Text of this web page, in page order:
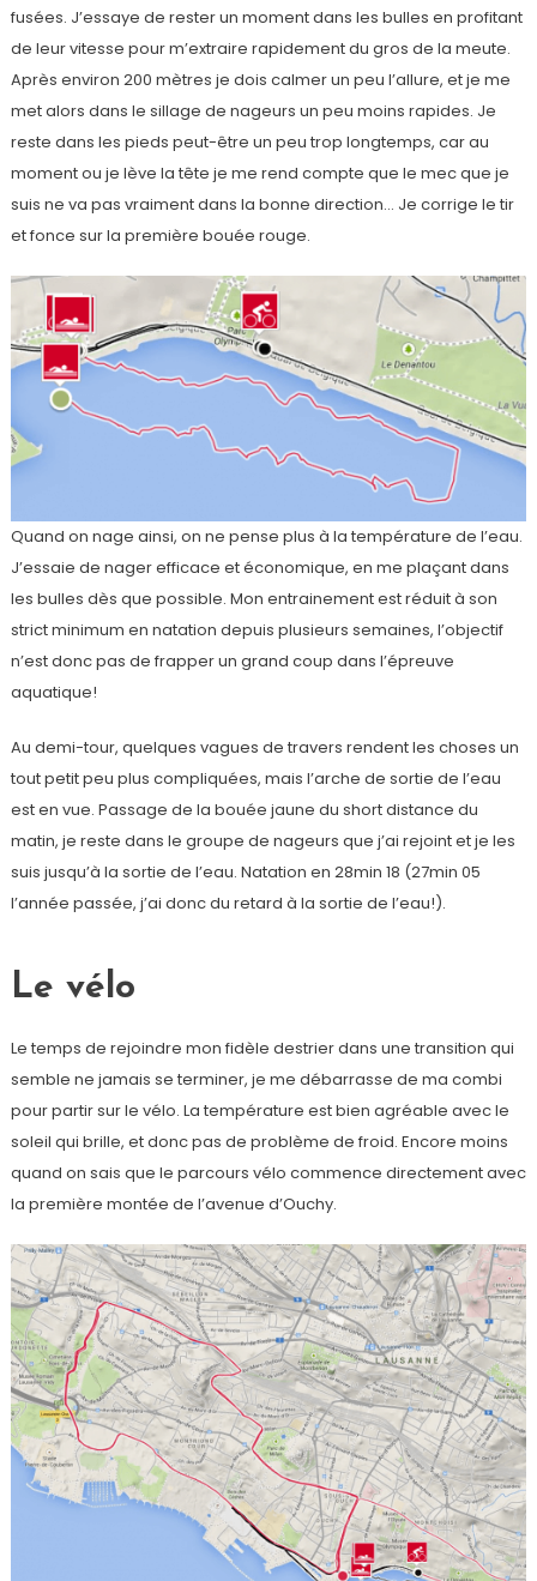
fusées. J’essaye de rester un moment dans les bulles en profitant
de leur vitesse pour m’extraire rapidement du gros de la meute.
Après environ 200 mètres je dois calmer un peu l’allure, et je me
met alors dans le sillage de nageurs un peu moins rapides. Je
reste dans les pieds peut-être un peu trop longtemps, car au
moment ou je lève la tête je me rend compte que le mec que je
suis ne va pas vraiment dans la bonne direction… Je corrige le tir
et fonce sur la première bouée rouge.
Quand on nage ainsi, on ne pense plus à la température de l’eau.
J’essaie de nager efficace et économique, en me plaçant dans
les bulles dès que possible. Mon entrainement est réduit à son
strict minimum en natation depuis plusieurs semaines, l’objectif
n’est donc pas de frapper un grand coup dans l’épreuve
aquatique!
Au demi-tour, quelques vagues de travers rendent les choses un
tout petit peu plus compliquées, mais l’arche de sortie de l’eau
est en vue. Passage de la bouée jaune du short distance du
matin, je reste dans le groupe de nageurs que j’ai rejoint et je les
suis jusqu’à la sortie de l’eau. Natation en 28min 18 (27min 05
l’année passée, j’ai donc du retard à la sortie de l’eau!).
Le vélo
Le temps de rejoindre mon fidèle destrier dans une transition qui
semble ne jamais se terminer, je me débarrasse de ma combi
pour partir sur le vélo. La température est bien agréable avec le
soleil qui brille, et donc pas de problème de froid. Encore moins
quand on sais que le parcours vélo commence directement avec
la première montée de l’avenue d’Ouchy.